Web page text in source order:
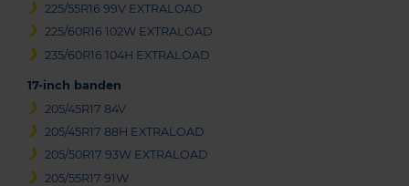
225/55R16 99V EXTRALOAD
225/60R16 102W EXTRALOAD
235/60R16 104H EXTRALOAD
17-inch banden
205/45R17 84V
205/45R17 88H EXTRALOAD
205/50R17 93W EXTRALOAD
205/55R17 91W